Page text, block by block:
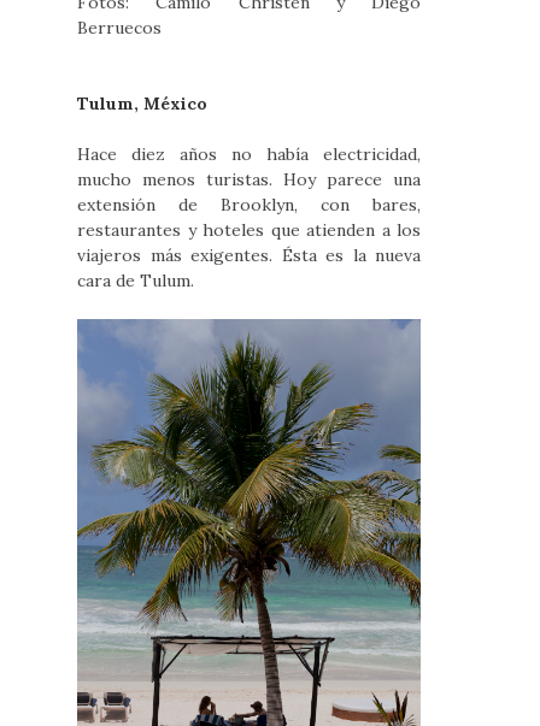
Berruecos
Tulum, México
Hace diez años no había electricidad,
mucho menos turistas. Hoy parece una
extensión de Brooklyn, con bares,
restaurantes y hoteles que atienden a los
viajeros más exigentes. Ésta es la nueva
cara de Tulum.